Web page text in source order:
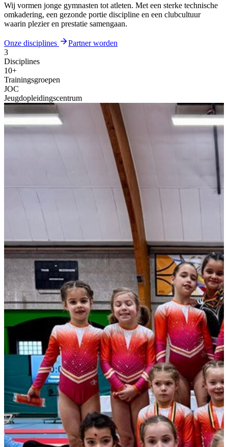
Wij vormen jonge gymnasten tot atleten. Met een sterke technische
omkadering, een gezonde portie discipline en een clubcultuur
waarin plezier en prestatie samengaan.
Onze disciplines
Partner worden
3
Disciplines
10+
Trainingsgroepen
JOC
Jeugdopleidingscentrum